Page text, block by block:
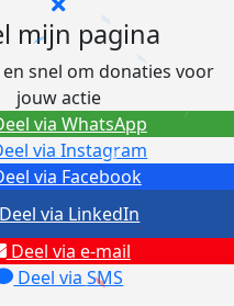
mijn pagina
snel om donaties voor
jouw actie
via Facebook
via Instagram
Deel via e-mail
Deel via SMS
Deel via LinkedIn
via WhatsApp